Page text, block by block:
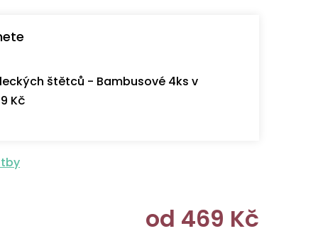
štětců - Bambusové 4ks v
Kč
od 469 Kč